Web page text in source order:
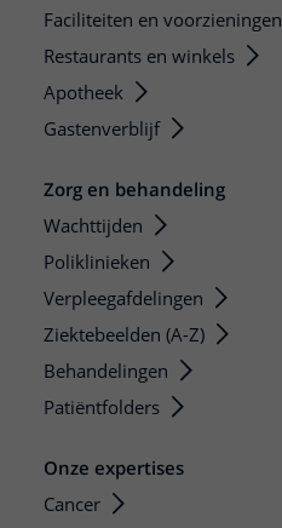
Faciliteiten en voorzieningen
Restaurants en winkels
Apotheek
Gastenverblijf
Zorg en behandeling
Wachttijden
Poliklinieken
Verpleegafdelingen
Ziektebeelden (A-Z)
Behandelingen
Patiëntfolders
Onze expertises
Cancer